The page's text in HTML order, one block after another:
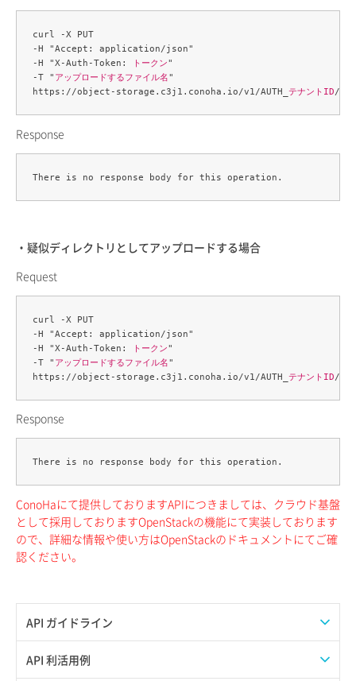
API ガイドライン
APIのご利用について
API 利活用例
curl -X PUT
-H "Accept: application/json"
-H "X-Auth-Token:
トークン"
-T " アップロードするファイル名"
https://object-storage.c3j1.conoha.io/v1/AUTH_ テナントID/
Response
・疑似ディレクトリとしてアップロードする場合
Request
curl -X PUT
-H "Accept: application/json"
-H "X-Auth-Token:
トークン"
-T " アップロードするファイル名"
https://object-storage.c3j1.conoha.io/v1/AUTH_ テナントID/
Response
ConoHaにて提供しておりますAPIにつきましては、クラウド基盤
として採用しておりますOpenStackの機能にて実装しております
ので、詳細な情報や使い方はOpenStackのドキュメントにてご確
認ください。